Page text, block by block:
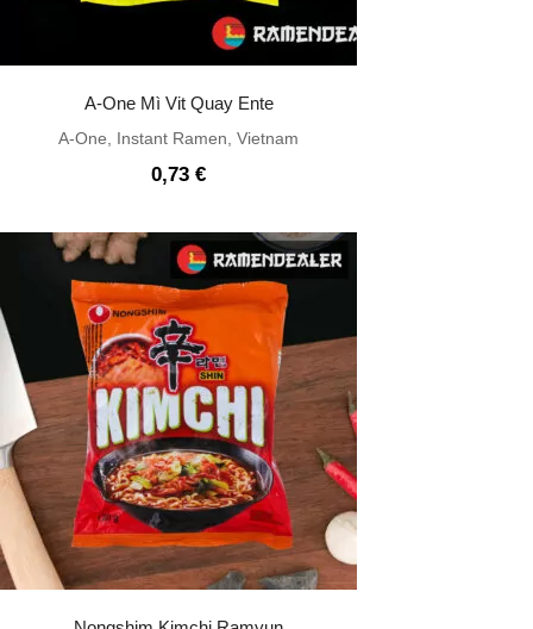
A-One Mì Vit Quay Ente
A-One Instant Ramen Vietnam
0,73 €